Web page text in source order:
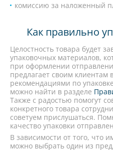
комиссию за наложенный
Как правильно
Целостность товара будет
упаковочных материалов,
при оформлении
предлагает своим клиентам
рекомендациями по
можно найти в разделе
Также с радостью помогут
конкретного товара
советуем прислушаться.
качество упаковки
В зависимости от того, что
можно выбрать один из